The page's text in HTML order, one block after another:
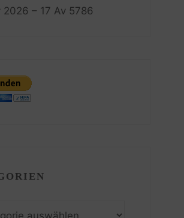
2026 – 17 Av 5786